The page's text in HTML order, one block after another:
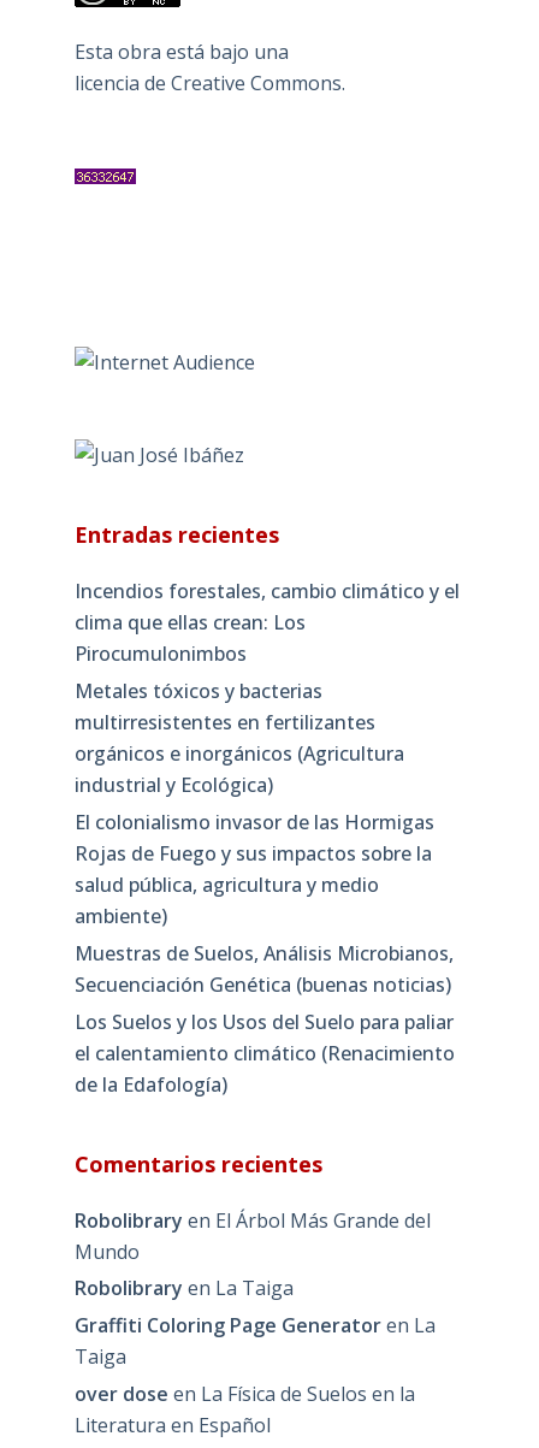
Esta obra está bajo una
licencia de Creative Commons.
Entradas recientes
Incendios forestales, cambio climático y el
clima que ellas crean: Los
Pirocumulonimbos
Metales tóxicos y bacterias
multirresistentes en fertilizantes
orgánicos e inorgánicos (Agricultura
industrial y Ecológica)
El colonialismo invasor de las Hormigas
Rojas de Fuego y sus impactos sobre la
salud pública, agricultura y medio
ambiente)
Muestras de Suelos, Análisis Microbianos,
Secuenciación Genética (buenas noticias)
Los Suelos y los Usos del Suelo para paliar
el calentamiento climático (Renacimiento
de la Edafología)
Comentarios recientes
Robolibrary en El Árbol Más Grande del
Mundo
Robolibrary en La Taiga
Graffiti Coloring Page Generatoren La
Taiga
over dose en La Física de Suelos en la
Literatura en Español